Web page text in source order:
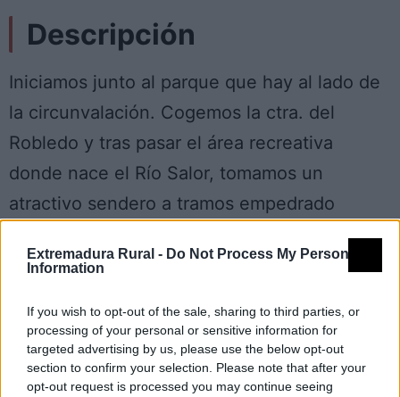
Extremadura Rural - Do Not Process My Personal
Information
If you wish to opt-out of the sale, sharing to third parties, or
processing of your personal or sensitive information for
targeted advertising by us, please use the below opt-out
section to confirm your selection. Please note that after your
opt-out request is processed you may continue seeing
Descripción
Iniciamos junto al parque que hay al lado de
la circunvalación. Cogemos la ctra. del
Robledo y tras pasar el área recreativa
donde nace el Río Salor, tomamos un
atractivo sendero a tramos empedrado
(Camino de la Canaleja) que nos brindará
generosas vistas de los Llanos de Cáceres.
perdemos altura pasamos de un medio
serrano a uno adehesado, que nos indica la
proximidad de Torre de Santa María. Tras